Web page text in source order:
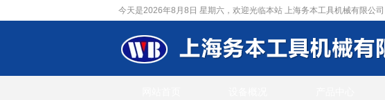
今天是2026年8月8日 星期六，欢迎光临本站 上海务本工具机械有限公司